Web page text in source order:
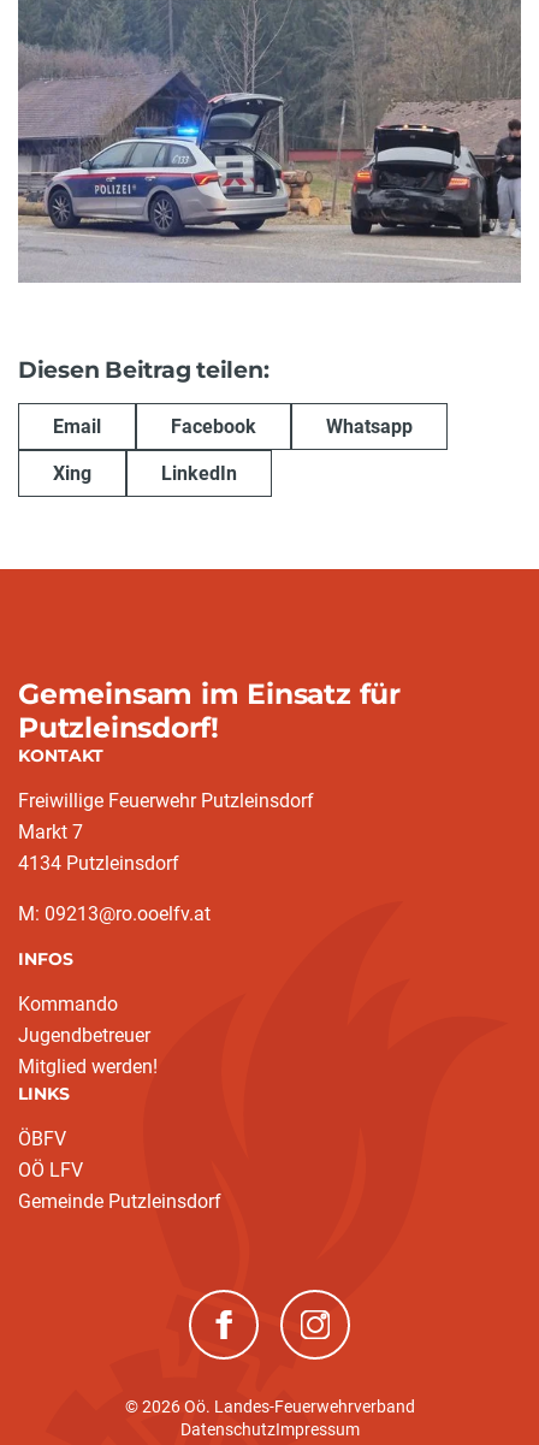
Diesen Beitrag teilen:
Email Facebook Whatsapp
Xing LinkedIn
Gemeinsam im Einsatz für
Putzleinsdorf!
KONTAKT
Freiwillige Feuerwehr Putzleinsdorf
Markt 7
4134 Putzleinsdorf
M: 09213@ro.ooelfv.at
INFOS
Kommando
Jugendbetreuer
Mitglied werden!
LINKS
ÖBFV
OÖ LFV
Gemeinde Putzleinsdorf
(neues Fenster)(neues Fenster)
© 2026 Oö. Landes-Feuerwehrverband
DatenschutzImpressum